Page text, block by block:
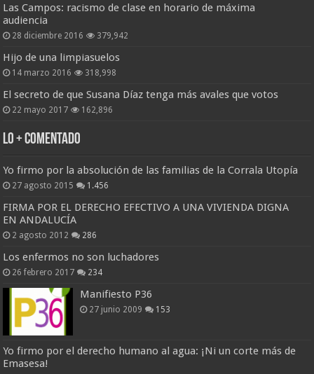
Las Campos: racismo de clase en horario de máxima
audiencia
28 diciembre 2016 379,942
Hijo de una limpiasuelos
14 marzo 2016 318,998
El secreto de que Susana Díaz tenga más avales que votos
22 mayo 2017 162,896
Lo + Comentado
Yo firmo por la absolución de las familias de la Corrala Utopía
27 agosto 2015 1.456
FIRMA POR EL DERECHO EFECTIVO A UNA VIVIENDA DIGNA
EN ANDALUCÍA
2 agosto 2012 286
Los enfermos no son luchadores
26 febrero 2017 234
Manifiesto P36
27 junio 2009 153
Yo firmo por el derecho humano al agua: ¡Ni un corte más de
Emasesa!